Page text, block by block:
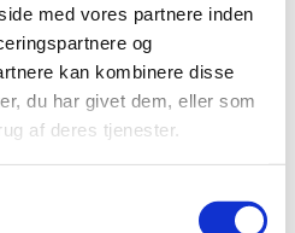
med vores partnere inden
og
kan kombinere disse
du har givet dem, eller som
af deres tjenester.
13.30-15.30. Vi mødes
er velkommen til bare at